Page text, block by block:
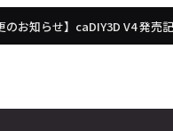
のお知らせ】caDIY3D V4 発売